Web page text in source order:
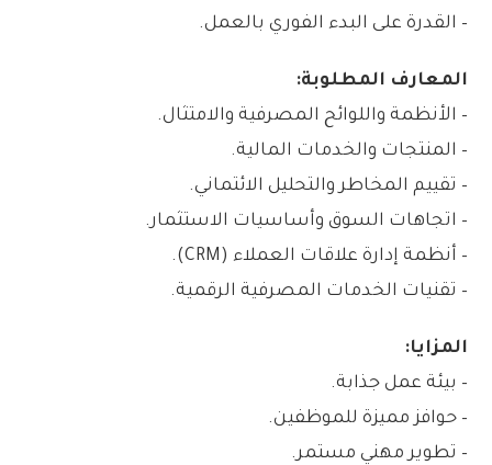
– القدرة على البدء الفوري بالعمل.
المعارف المطلوبة:
– الأنظمة واللوائح المصرفية والامتثال.
– المنتجات والخدمات المالية.
– تقييم المخاطر والتحليل الائتماني.
– اتجاهات السوق وأساسيات الاستثمار.
– أنظمة إدارة علاقات العملاء (CRM).
– تقنيات الخدمات المصرفية الرقمية.
المزايا:
– بيئة عمل جذابة.
– حوافز مميزة للموظفين.
– تطوير مهني مستمر.